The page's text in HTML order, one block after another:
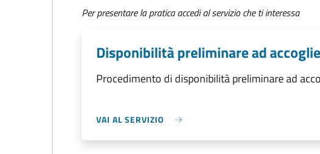
Per presentare la pratica accedi al servizio che ti interessa
Disponibilità preliminare ad
Procedimento di disponibilità preliminare ad
VAI AL SERVIZIO